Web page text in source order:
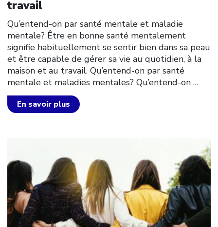
travail
Qu’entend-on par santé mentale et maladie
mentale? Être en bonne santé mentalement
signifie habituellement se sentir bien dans sa peau
et être capable de gérer sa vie au quotidien, à la
maison et au travail. Qu’entend-on par santé
mentale et maladies mentales? Qu’entend-on …
En savoir plus